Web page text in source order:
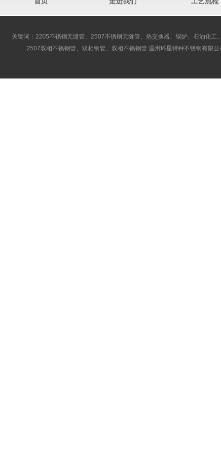
关键词：2205不锈钢无缝管、2507不锈钢无缝管、热交换器、锅炉、石油化
2507双相不锈钢管、双相钢管、双相不锈钢管 温州环星特种不锈钢有限